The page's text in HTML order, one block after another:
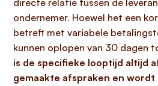
directe relatie tussen de
ondernemer. Hoewel het een
betreft met variabele
kunnen oplopen van 30 dagen
is de specifieke looptijd altijd
gemaakte afspraken en